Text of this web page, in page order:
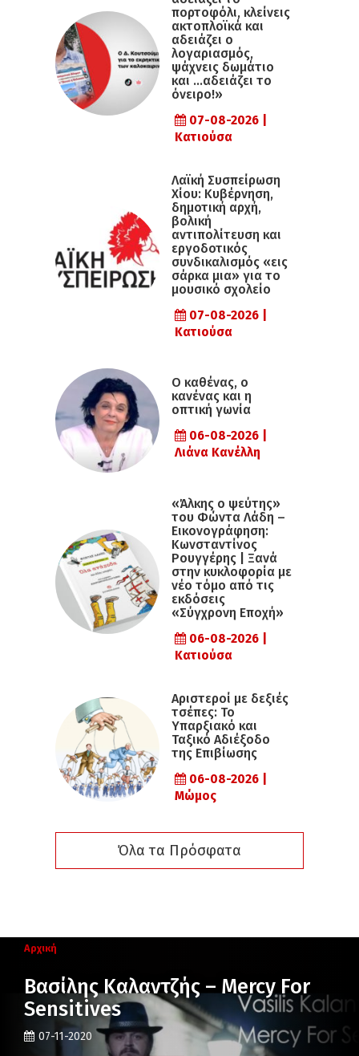
πορτοφόλι, κλείνεις
ακτοπλοϊκά και
αδειάζει ο
λογαριασμός,
ψάχνεις δωμάτιο
και …αδειάζει το
όνειρο!»
07-08-2026 |
Κατιούσα
Λαϊκή Συσπείρωση
Χίου: Κυβέρνηση,
δημοτική αρχή,
βολική
αντιπολίτευση και
εργοδοτικός
συνδικαλισμός «εις
σάρκα μια» για το
μουσικό σχολείο
07-08-2026 |
Κατιούσα
Ο καθένας, ο
κανένας και η
οπτική γωνία
06-08-2026 |
Λιάνα Κανέλλη
«Άλκης ο ψεύτης»
του Φώντα Λάδη –
Εικονογράφηση:
Κωνσταντίνος
Ρουγγέρης | Ξανά
στην κυκλοφορία με
νέο τόμο από τις
εκδόσεις
«Σύγχρονη Εποχή»
06-08-2026 |
Κατιούσα
Αριστεροί με δεξιές
τσέπες: Το
Υπαρξιακό και
Ταξικό Αδιέξοδο
της Επιβίωσης
06-08-2026 |
Μώμος
Όλα τα Πρόσφατα
Αρχική
Βασίλης Καλαντζής – Mercy For
Sensitives
07-11-2020